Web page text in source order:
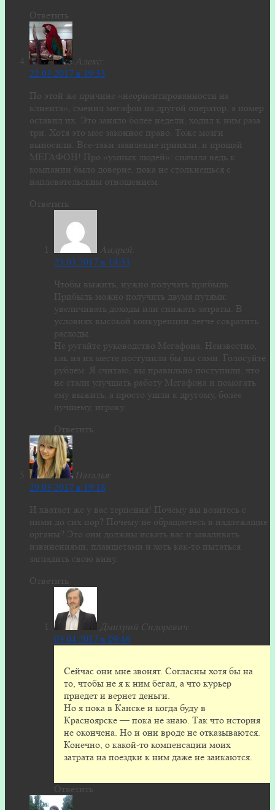
Ответить
Алекс
22.03.2017 в 19:33
По этой же причине «неориентированности на
клиента», сменил мегафон на другой оператор, а номер
оставил их. Это заняло более недели, ходил к ним раза
три. Хотя это мое законное право. Тоже мозги
выносили. Все-таки заявление приняли, и прощай
МЕГАФОН! Про «умных людей»: сначала ведь к
компании было доверие, пока не столкнешься с
наплевательским отношением.
Ответить
Андрей
23.03.2017 в 14:33
Чтобы выжить, нужно получать прибыль.
Прибыль можно получить двумя путями:
увеличивать доходы или снижать затраты. В
условиях высокой конкуренции легче сократить
расходы.
Не ругайте руководство Мегафона. Неизвестно,
как на их месте поступили бы вы сами. Голосуйте
рублём. Я считаю, вы правильно поступили, что
не стали улучшать работу Мегафона и помогать
ему выжить, а просто ушли к другому, более
лучшему, игроку.
Ответить
Наталья
29.03.2017 в 19:18
И хватает же у вас терпения! Почему вы возитесь с
ними до сих пор? Почему не обращаетесь в надлежащие
органы? Это они должны искать вас и заваливать
извинениями, планшетами и хоть как-то пытаться
загладить свою вину.
Ответить
Дмитрий Сидоревич
03.04.2017 в 09:46
Сейчас они мне звонят. Согласны хотя бы на
то, чтобы не я к ним бегал, а что курьер
приедет и вернет деньги.
Но я пока в Канске и когда буду в
Красноярске — пока не знаю. Так что история
не окончена. Но и они вроде не отказываются.
Конечно, о какой-то компенсации моих
затрата на поездки к ним даже не заикаются.
Ответить